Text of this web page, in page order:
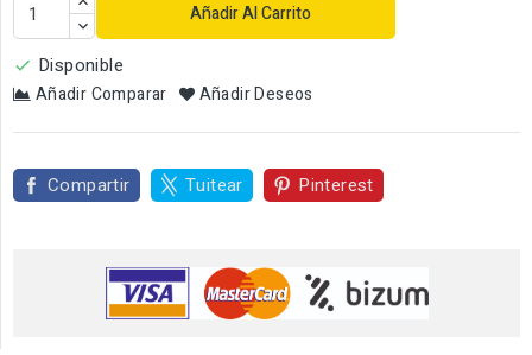
Añadir Al Carrito
 Disponible
Añadir Comparar Añadir Deseos
Compartir Tuitear Pinterest